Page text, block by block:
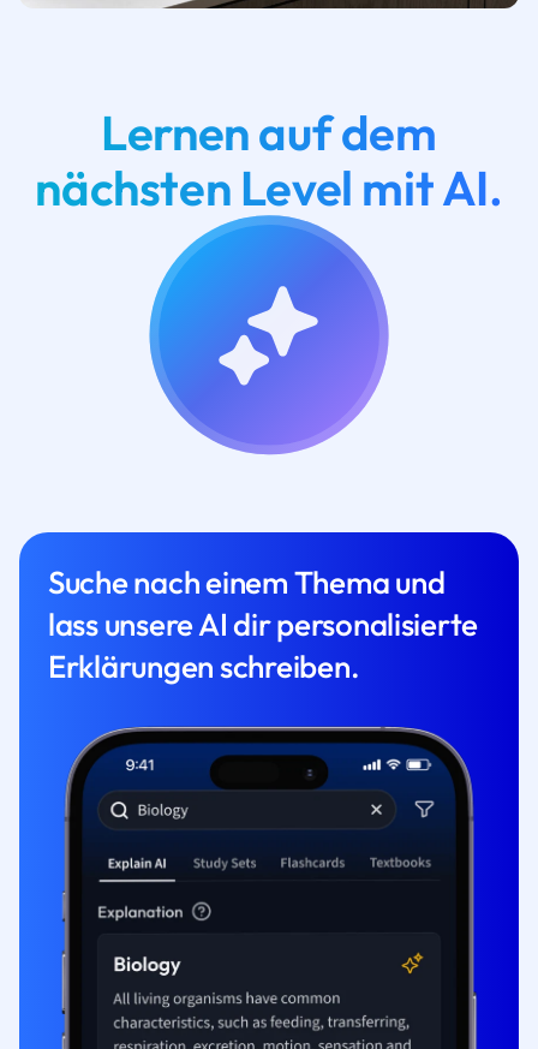
Lernen auf dem
nächsten Level mit AI.
Suche nach einem Thema und
lass unsere AI dir personalisierte
Erklärungen schreiben.